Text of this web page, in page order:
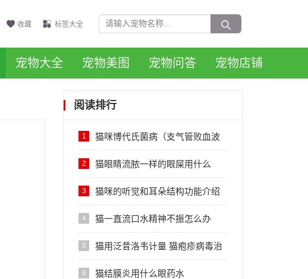
收藏 标签大全
宠物大全 宠物美图 宠物问答 宠物店铺
阅读排行
1 猫咪博代氏菌病（支气管败血波
氏杆菌）的感染症状与治疗
2 猫眼睛流脓一样的眼屎用什么
药？
3 猫咪的听觉和耳朵结构功能介绍
4 猫一直流口水精神不振怎么办
5 猫用泛昔洛韦计量 猫疱疹病毒治
疗药物
6 猫结膜炎用什么眼药水